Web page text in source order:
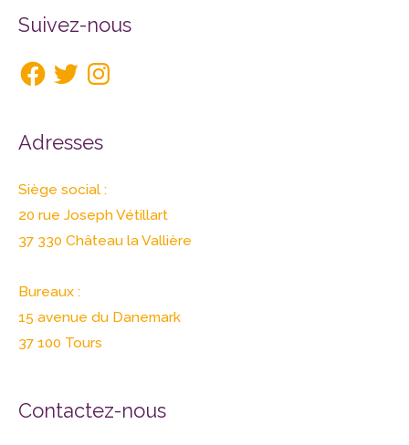
Suivez-nous
Facebook
Adresses
Siège social :
20 rue Joseph Vétillart
37 330 Château la Vallière
Bureaux :
15 avenue du Danemark
37 100 Tours
Contactez-nous